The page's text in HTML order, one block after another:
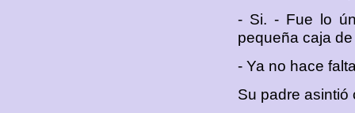
- Si. - Fue lo
pequeña caja
- Ya no hace
Su padre asintió